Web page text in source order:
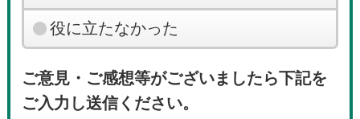
役に立たなかった
ご意見・ご感想等がございましたら下記を
ご入力し送信ください。